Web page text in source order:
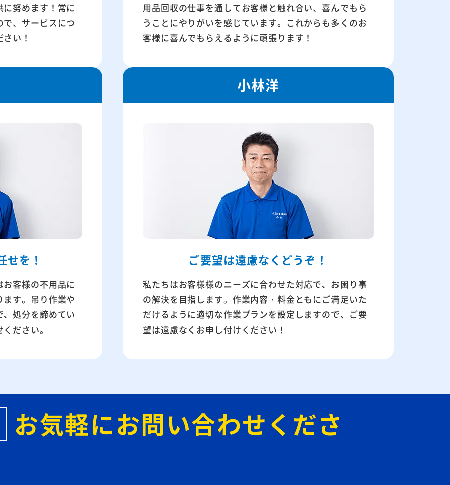
努めます！常に
、サービスにつ
い！
用品回収の仕事を通してお客様と触れ合い、喜んでもら
うことにやりがいを感じています。これからも多くのお
客様に喜んでもらえるように頑張ります！
せを！
客様の不用品に
す。吊り作業や
処分を諦めてい
ださい。
小林洋
ご要望は遠慮なくどうぞ！
私たちはお客様様のニーズに合わせた対応で、お困り事
の解決を目指します。作業内容・料金ともにご満足いた
だけるように適切な作業プランを設定しますので、ご要
望は遠慮なくお申し付けください！
お気軽にお問い合わせくださ